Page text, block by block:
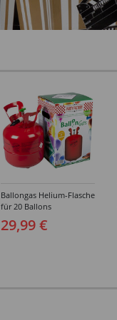
Ballongas Helium-Flasche
für 20 Ballons
29,99 €